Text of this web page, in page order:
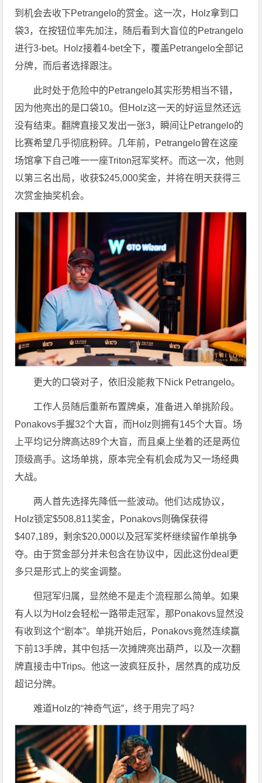
到机会去收下Petrangelo的赏金。这一次，Holz拿到口
袋3，在按钮位率先加注，随后看到大盲位的Petrangelo
进行3-bet。Holz接着4-bet全下，覆盖Petrangelo全部记
分牌，而后者选择跟注。
此时处于危险中的Petrangelo其实形势相当不错，
因为他亮出的是口袋10。但Holz这一天的好运显然还远
没有结束。翻牌直接又发出一张3，瞬间让Petrangelo的
比赛希望几乎彻底粉碎。几年前，Petrangelo曾在这座
场馆拿下自己唯一一座Triton冠军奖杯。而这一次，他则
以第三名出局，收获$245,000奖金，并将在明天获得三
次赏金抽奖机会。
更大的口袋对子，依旧没能救下Nick Petrangelo。
工作人员随后重新布置牌桌，准备进入单挑阶段。
Ponakovs手握32个大盲，而Holz则拥有145个大盲。场
上平均记分牌高达89个大盲，而且桌上坐着的还是两位
顶级高手。这场单挑，原本完全有机会成为又一场经典
大战。
两人首先选择先降低一些波动。他们达成协议，
Holz锁定$508,811奖金，Ponakovs则确保获得
$407,189，剩余$20,000以及冠军奖杯继续留作单挑争
夺。由于赏金部分并未包含在协议中，因此这份deal更
多只是形式上的奖金调整。
但冠军归属，显然绝不是走个流程那么简单。如果
有人以为Holz会轻松一路带走冠军，那Ponakovs显然没
有收到这个“剧本”。单挑开始后，Ponakovs竟然连续赢
下前13手牌，其中包括一次摊牌亮出葫芦，以及一次翻
牌直接击中Trips。他这一波疯狂反扑，居然真的成功反
超记分牌。
难道Holz的“神奇气运”，终于用完了吗？